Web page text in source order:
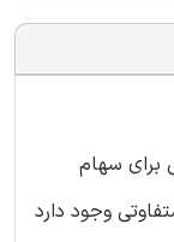
سهام
وجود دارد